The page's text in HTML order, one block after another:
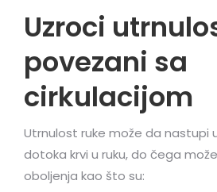
Uzroci
povezani sa
cirkulacijom
Utrnulost ruke može da nastupi
dotoka krvi u ruku, do čega
oboljenja kao što su: